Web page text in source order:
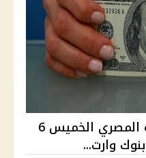
سعر الدولار مقابل الجنيه المصري الخميس 6